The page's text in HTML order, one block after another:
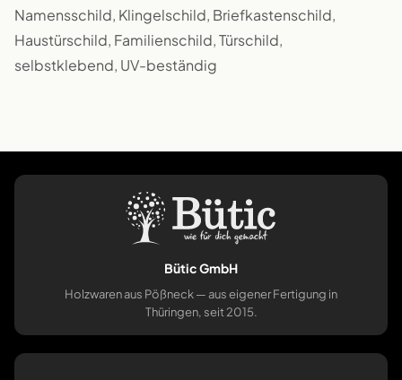
Namensschild, Klingelschild, Briefkastenschild,
Haustürschild, Familienschild, Türschild,
selbstklebend, UV-beständig
Bütic GmbH
Holzwaren aus Pößneck — aus eigener Fertigung in
Thüringen, seit 2015.